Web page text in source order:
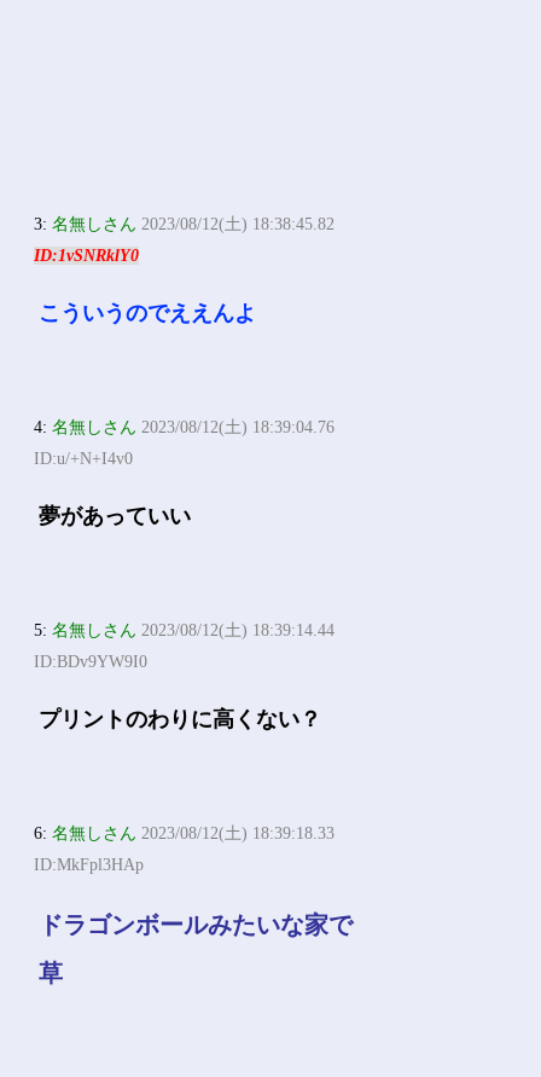
3:名無しさん 2023/08/12(土) 18:38:45.82
ID:1vSNRklY0
こういうのでええんよ
4:名無しさん 2023/08/12(土) 18:39:04.76
ID:u/+N+I4v0
夢があっていい
5:名無しさん 2023/08/12(土) 18:39:14.44
ID:BDv9YW9I0
プリントのわりに高くない？
6:名無しさん 2023/08/12(土) 18:39:18.33
ID:MkFpl3HAp
ドラゴンボールみたいな家で
草